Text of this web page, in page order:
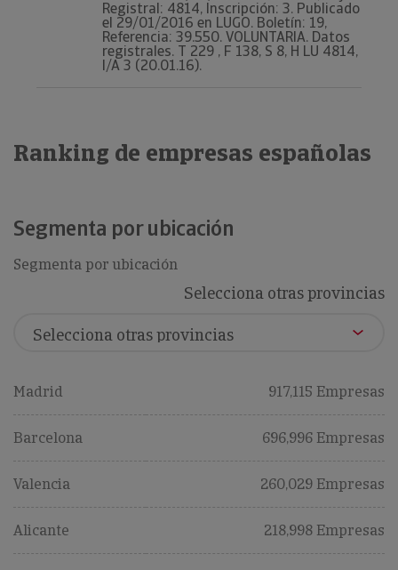
Registral: 4814, Inscripción: 3. Publicado
el 29/01/2016 en LUGO. Boletín: 19,
Referencia: 39.550. VOLUNTARIA. Datos
registrales. T 229 , F 138, S 8, H LU 4814,
I/A 3 (20.01.16).
Ranking de empresas españolas
Segmenta por ubicación
Segmenta por ubicación
Selecciona otras provincias
Madrid 917,115 Empresas
Barcelona 696,996 Empresas
Valencia 260,029 Empresas
Alicante 218,998 Empresas